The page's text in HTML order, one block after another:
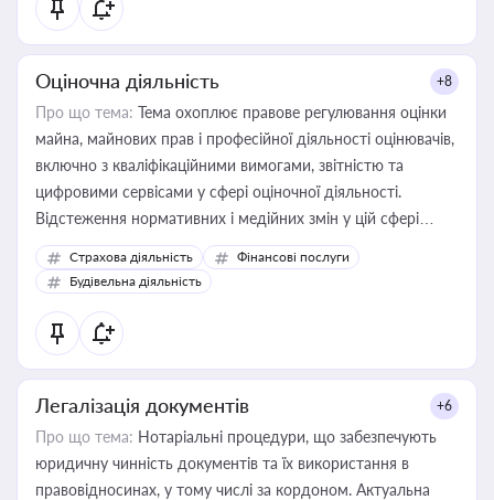
Оціночна діяльність +8
Про що тема: Тема охоплює правове регулювання оцінки
майна, майнових прав і професійної діяльності оцінювачів,
включно з кваліфікаційними вимогами, звітністю та
цифровими сервісами у сфері оціночної діяльності.
Відстеження нормативних і медійних змін у цій сфері
корисне для власника бізнесу, керівника, юриста або
бухгалтера під час оподаткування, приватизації, оренди
державного майна, корпоративних угод і перевірки
статусу суб'єктів оціночної діяльності
Страхова діяльність
Фінансові послуги
Будівельна діяльність
Легалізація документів +6
Про що тема: Нотаріальні процедури, що забезпечують
юридичну чинність документів та їх використання в
правовідносинах, у тому числі за кордоном. Актуальна